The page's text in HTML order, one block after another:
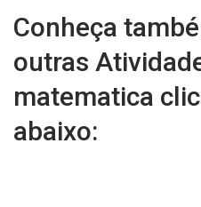
Conheça
outras
matematica
abaixo: